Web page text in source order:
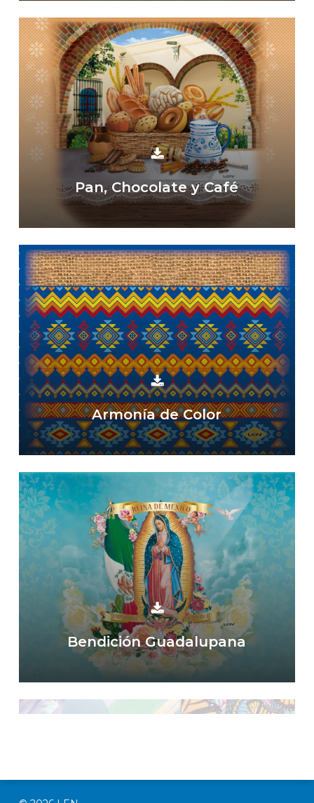
Pan, Chocolate y Café
Armonía de Color
Bendición Guadalupana